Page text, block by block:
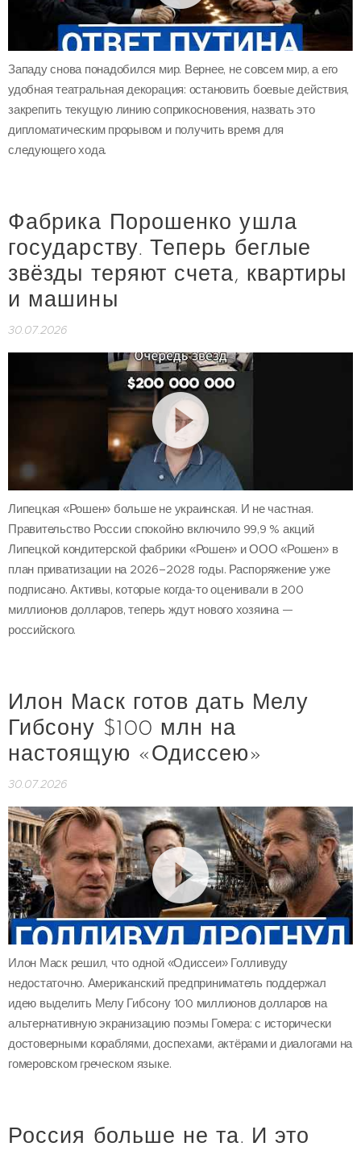
Западу снова понадобился мир. Вернее, не совсем мир, а его
удобная театральная декорация: остановить боевые действия,
закрепить текущую линию соприкосновения, назвать это
дипломатическим прорывом и получить время для
следующего хода.
Фабрика Порошенко ушла
государству. Теперь беглые
звёзды теряют счета, квартиры
и машины
30.07.2026
Липецкая «Рошен» больше не украинская. И не частная.
Правительство России спокойно включило 99,9 % акций
Липецкой кондитерской фабрики «Рошен» и ООО «Рошен» в
план приватизации на 2026–2028 годы. Распоряжение уже
подписано. Активы, которые когда-то оценивали в 200
миллионов долларов, теперь ждут нового хозяина —
российского.
Илон Маск готов дать Мелу
Гибсону $100 млн на
настоящую «Одиссею»
30.07.2026
Илон Маск решил, что одной «Одиссеи» Голливуду
недостаточно. Американский предприниматель поддержал
идею выделить Мелу Гибсону 100 миллионов долларов на
альтернативную экранизацию поэмы Гомера: с исторически
достоверными кораблями, доспехами, актёрами и диалогами на
гомеровском греческом языке.
Россия больше не та. И это